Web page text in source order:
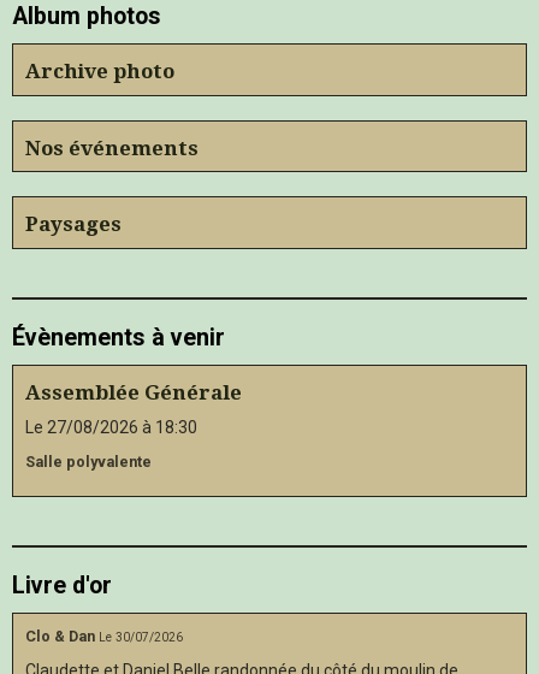
Album photos
Archive photo
Nos événements
Paysages
Évènements à venir
Assemblée Générale
Le 27/08/2026 à 18:30
Salle polyvalente
Livre d'or
Clo & Dan Le 30/07/2026